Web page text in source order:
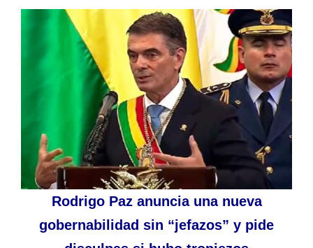
Rodrigo Paz anuncia una nueva
gobernabilidad sin “jefazos” y pide